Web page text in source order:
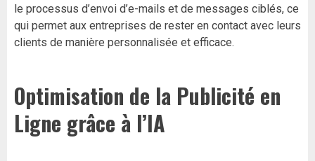
le processus d’envoi d’e-mails et de messages ciblés, ce
qui permet aux entreprises de rester en contact avec leurs
clients de manière personnalisée et efficace.
Optimisation de la Publicité en
Ligne grâce à l’IA